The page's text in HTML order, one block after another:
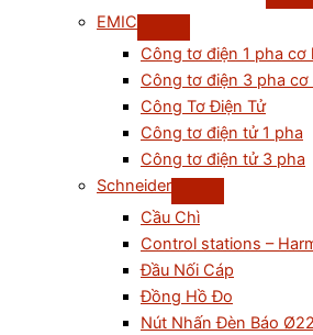
EMIC
Công tơ điện 1 pha cơ
Công tơ điện 3 pha cơ
Công Tơ Điện Tử
Công tơ điện tử 1 pha
Công tơ điện tử 3 pha
Schneider
Cầu Chì
Control stations –
Đầu Nối Cáp
Đồng Hồ Đo
Nút Nhấn Đèn Báo